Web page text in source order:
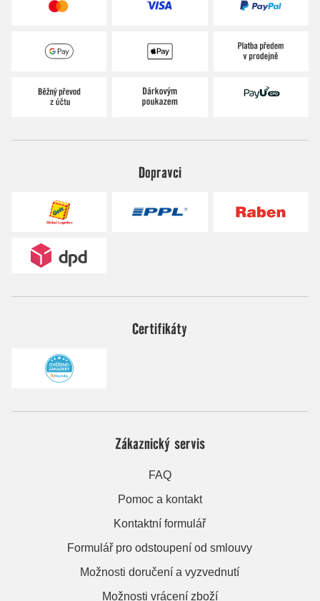
Dopravci
Certifikáty
Zákaznický servis
FAQ
Pomoc a kontakt
Kontaktní formulář
Formulář pro odstoupení od smlouvy
Možnosti doručení a vyzvednutí
Možnosti vrácení zboží